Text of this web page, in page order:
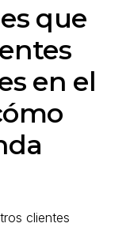
que
en el
clientes